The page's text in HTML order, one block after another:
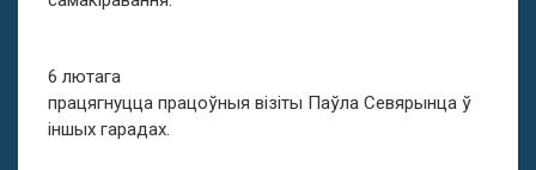
6 лютага
працягнуцца працоўныя візіты Паўла Севярынца ў
іншых гарадах.